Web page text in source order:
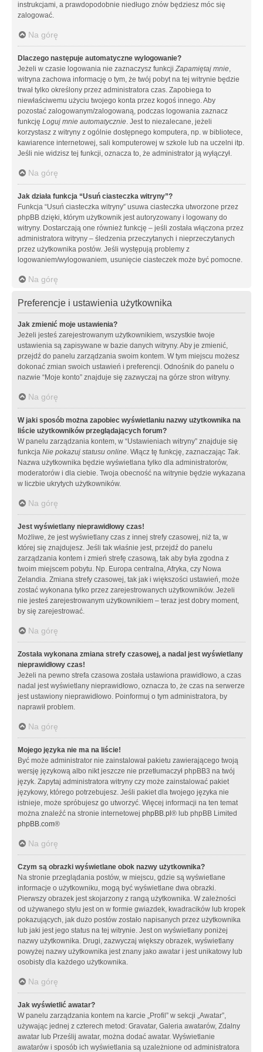
instrukcjami, a prawdopodobnie niedługo znów będziesz móc się
zalogować.
Na górę
Dlaczego następuje automatyczne wylogowanie?
Jeżeli w czasie logowania nie zaznaczysz funkcji Zapamiętaj mnie,
witryna zachowa informację o tym, że twój pobyt na tej witrynie będzie
trwał tylko określony przez administratora czas. Zapobiega to
niewłaściwemu użyciu twojego konta przez kogoś innego. Aby
pozostać zalogowanym/zalogowaną, podczas logowania zaznacz
funkcję Loguj mnie automatycznie. Jest to niezalecane, jeżeli
korzystasz z witryny z ogólnie dostępnego komputera, np. w bibliotece,
kawiarence internetowej, sali komputerowej w szkole lub na uczelni itp.
Jeśli nie widzisz tej funkcji, oznacza to, że administrator ją wyłączył.
Na górę
Jak działa funkcja “Usuń ciasteczka witryny”?
Funkcja “Usuń ciasteczka witryny” usuwa ciasteczka utworzone przez
phpBB dzięki, którym użytkownik jest autoryzowany i logowany do
witryny. Dostarczają one również funkcję – jeśli została włączona przez
administratora witryny – śledzenia przeczytanych i nieprzeczytanych
przez użytkownika postów. Jeśli występują problemy z
logowaniem/wylogowaniem, usunięcie ciasteczek może być pomocne.
Na górę
Preferencje i ustawienia użytkownika
Jak zmienić moje ustawienia?
Jeżeli jesteś zarejestrowanym użytkownikiem, wszystkie twoje
ustawienia są zapisywane w bazie danych witryny. Aby je zmienić,
przejdź do panelu zarządzania swoim kontem. W tym miejscu możesz
dokonać zmian swoich ustawień i preferencji. Odnośnik do panelu o
nazwie “Moje konto” znajduje się zazwyczaj na górze stron witryny.
Na górę
W jaki sposób można zapobiec wyświetlaniu nazwy użytkownika na
liście użytkowników przeglądających forum?
W panelu zarządzania kontem, w “Ustawieniach witryny” znajduje się
funkcja Nie pokazuj statusu online. Włącz tę funkcję, zaznaczając Tak.
Nazwa użytkownika będzie wyświetlana tylko dla administratorów,
moderatorów i dla ciebie. Twoja obecność na witrynie będzie wykazana
w liczbie ukrytych użytkowników.
Na górę
Jest wyświetlany nieprawidłowy czas!
Możliwe, że jest wyświetlany czas z innej strefy czasowej, niż ta, w
której się znajdujesz. Jeśli tak właśnie jest, przejdź do panelu
zarządzania kontem i zmień strefę czasową, tak aby była zgodna z
twoim miejscem pobytu. Np. Europa centralna, Afryka, czy Nowa
Zelandia. Zmiana strefy czasowej, tak jak i większości ustawień, może
zostać wykonana tylko przez zarejestrowanych użytkowników. Jeżeli
nie jesteś zarejestrowanym użytkownikiem – teraz jest dobry moment,
by się zarejestrować.
Na górę
Została wykonana zmiana strefy czasowej, a nadal jest wyświetlany
nieprawidłowy czas!
Jeżeli na pewno strefa czasowa została ustawiona prawidłowo, a czas
nadal jest wyświetlany nieprawidłowo, oznacza to, że czas na serwerze
jest ustawiony nieprawidłowo. Poinformuj o tym administratora, by
naprawił problem.
Na górę
Mojego języka nie ma na liście!
Być może administrator nie zainstalował pakietu zawierającego twoją
wersję językową albo nikt jeszcze nie przetłumaczył phpBB3 na twój
język. Zapytaj administratora witryny czy może zainstalować pakiet
językowy, którego potrzebujesz. Jeśli pakiet dla twojego języka nie
istnieje, może spróbujesz go utworzyć. Więcej informacji na ten temat
można znaleźć na stronie internetowej phpBB.pl ® lub phpBB Limited
phpBB.com®
Na górę
Czym są obrazki wyświetlane obok nazwy użytkownika?
Na stronie przeglądania postów, w miejscu, gdzie są wyświetlane
informacje o użytkowniku, mogą być wyświetlane dwa obrazki.
Pierwszy obrazek jest skojarzony z rangą użytkownika. W zależności
od używanego stylu jest on w formie gwiazdek, kwadracików lub kropek
pokazujących, jak dużo postów zostało napisanych przez użytkownika
lub jaki jest jego status na tej witrynie. Jest on wyświetlany poniżej
nazwy użytkownika. Drugi, zazwyczaj większy obrazek, wyświetlany
powyżej nazwy użytkownika jest znany jako awatar i jest unikatowy lub
osobisty dla każdego użytkownika.
Na górę
Jak wyświetlić awatar?
W panelu zarządzania kontem na karcie „Profil” w sekcji „Awatar”,
używając jednej z czterech metod: Gravatar, Galeria awatarów, Zdalny
awatar lub Prześlij awatar, można dodać awatar. Wyświetlanie
awatarów i sposób ich wyświetlania są uzależnione od administratora